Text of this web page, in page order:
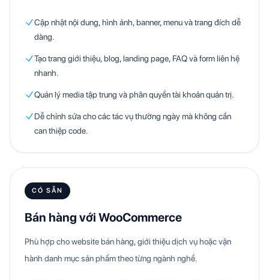
Cập nhật nội dung, hình ảnh, banner, menu và trang đích dễ
dàng.
Tạo trang giới thiệu, blog, landing page, FAQ và form liên hệ
nhanh.
Quản lý media tập trung và phân quyền tài khoản quản trị.
Dễ chỉnh sửa cho các tác vụ thường ngày mà không cần
can thiệp code.
CÓ SẴN
Bán hàng với WooCommerce
Phù hợp cho website bán hàng, giới thiệu dịch vụ hoặc vận
hành danh mục sản phẩm theo từng ngành nghề.